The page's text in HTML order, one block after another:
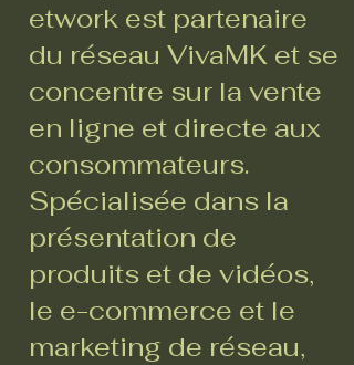
etwork est partenaire
du réseau VivaMK et se
concentre sur la vente
en ligne et directe aux
consommateurs.
Spécialisée dans la
présentation de
produits et de vidéos,
le e-commerce et le
marketing de réseau,